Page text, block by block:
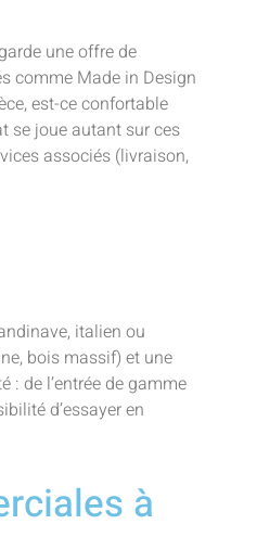
une offre de
comme Made in Design
est-ce confortable
se joue autant sur ces
associés (livraison,
italien ou
bois massif) et une
: de l’entrée de gamme
d’essayer en
à